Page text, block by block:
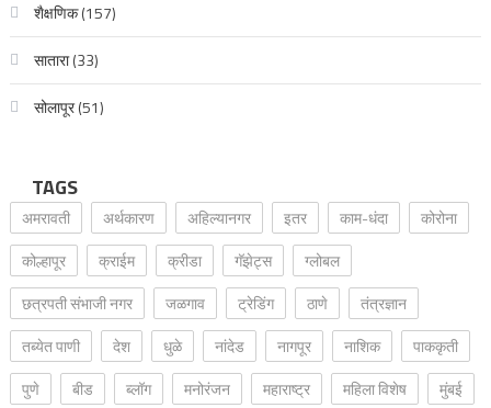
शैक्षणिक(157)
सातारा(33)
सोलापूर(51)
TAGS
अमरावती अर्थकारण अहिल्यानगर इतर काम-धंदा
कोरोना
कोल्हापूर
क्राईम क्रीडा गॅझेट्स
ग्लोबल
छत्रपती संभाजी नगर
जळगाव ट्रेडिंग ठाणे
तंत्रज्ञान
तब्येत पाणी
देश धुळे नांदेड नागपूर नाशिक
पाककृती
पुणे
बीड ब्लॉग मनोरंजन महाराष्ट्र महिला विशेष
मुंबई